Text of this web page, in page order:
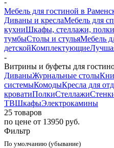
Мебель для гостиной в
Диваны и креслаМебель для
кухниШкафы, стеллажи, полки
тумбыСтолы и стульяМебель
детскойКомплектующие
-
Витрины и буфеты для
ДиваныЖурнальные столы
системыКомодыКресла для
кроватиПолкиСтеллажи
ТВШкафыЭлектрокамины
25 товаров
по цене от 13950 руб.
Фильтр
По умолчанию (убывание)